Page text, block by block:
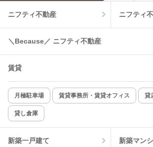
温水洗浄便座 オー
コンロ2口以上
新着のみ イン
該当件数:
8
ニフティ不動産 ニフティ
＼Because／ ニフティ不動産
賃貸
月極駐車場 賃貸事務所・賃貸オフィス 貸
貸し倉庫
新築一戸建て 新築マン